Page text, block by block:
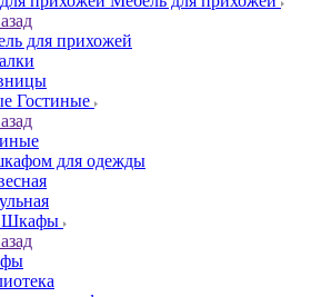
для прихожей
Гостиные
для одежды
Шкафы